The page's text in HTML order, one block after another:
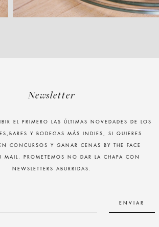
Newsletter
EL PRIMERO LAS ÚLTIMAS NOVEDADES DE LOS
Y BODEGAS MÁS INDIES, SI QUIERES
CONCURSOS Y GANAR CENAS BY THE FACE
MAIL. PROMETEMOS NO DAR LA CHAPA CON
NEWSLETTERS ABURRIDAS.